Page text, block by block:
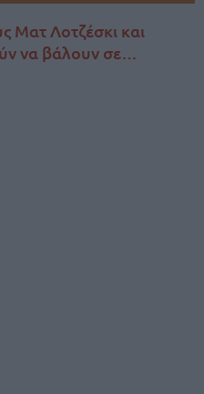
Ματ Λοτζέσκι και
να βάλουν σε…